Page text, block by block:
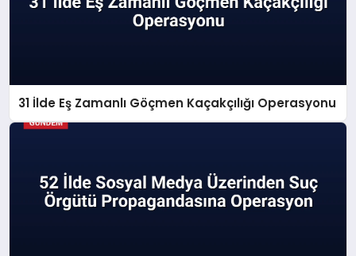
31 İlde Eş Zamanlı Göçmen Kaçakçılığı Operasyonu